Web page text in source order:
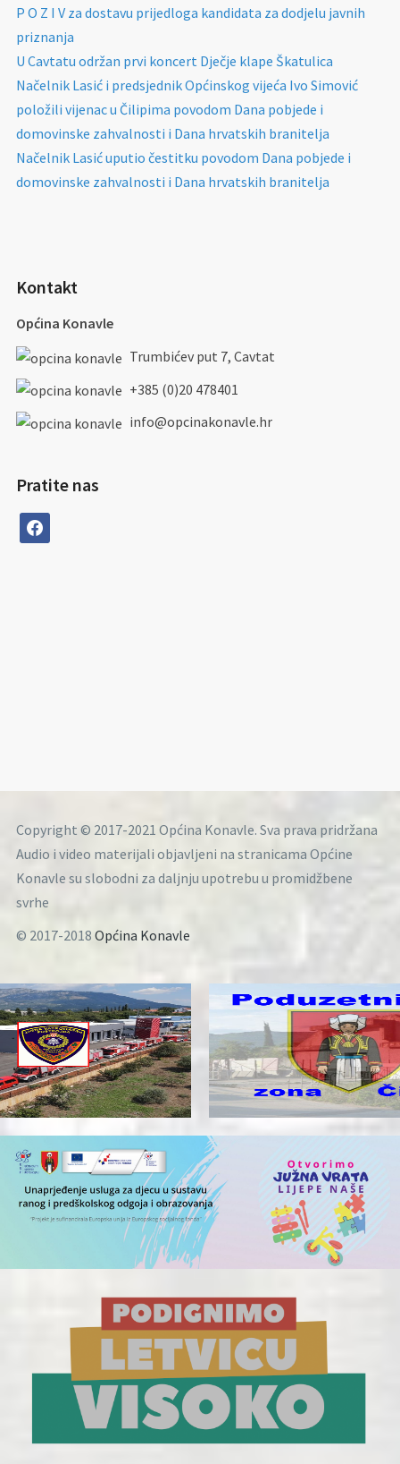
P O Z I V za dostavu prijedloga kandidata za dodjelu javnih
priznanja
U Cavtatu održan prvi koncert Dječje klape Škatulica
Načelnik Lasić i predsjednik Općinskog vijeća Ivo Simović
položili vijenac u Čilipima povodom Dana pobjede i
domovinske zahvalnosti i Dana hrvatskih branitelja
Načelnik Lasić uputio čestitku povodom Dana pobjede i
domovinske zahvalnosti i Dana hrvatskih branitelja
Kontakt
Općina Konavle
Trumbićev put 7, Cavtat
+385 (0)20 478401
info@opcinakonavle.hr
Pratite nas
facebook
Copyright © 2017-2021 Općina Konavle. Sva prava pridržana
Audio i video materijali objavljeni na stranicama Općine
Konavle su slobodni za daljnju upotrebu u promidžbene
svrhe
© 2017-2018 Općina Konavle